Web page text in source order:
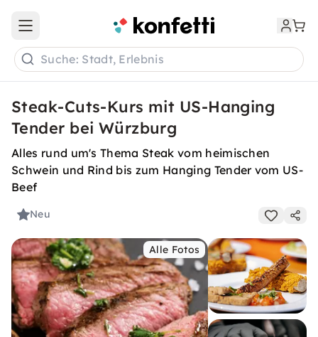
Open main menu
Suche: Stadt, Erlebnis
Steak-Cuts-Kurs mit US-Hanging
Tender bei Würzburg
Alles rund um's Thema Steak vom heimischen
Schwein und Rind bis zum Hanging Tender vom US-
Beef
Neu
Alle Fotos